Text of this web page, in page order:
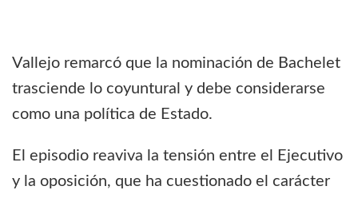
Vallejo remarcó que la nominación de Bachelet
trasciende lo coyuntural y debe considerarse
como una política de Estado.
El episodio reaviva la tensión entre el Ejecutivo
y la oposición, que ha cuestionado el carácter